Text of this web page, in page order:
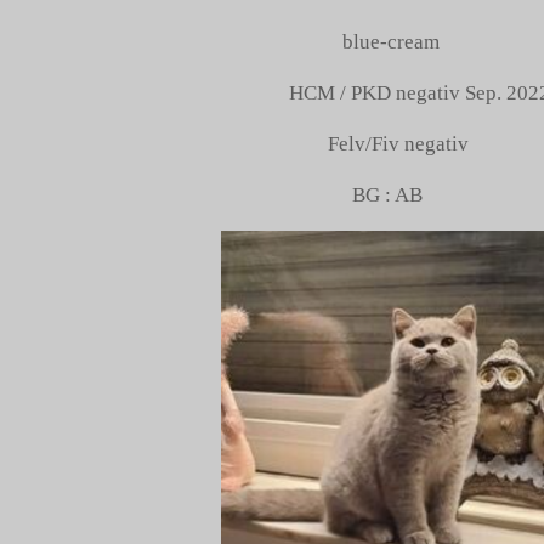
blue-cream
HCM / PKD negativ Sep.
Felv/Fiv negativ
BG : AB